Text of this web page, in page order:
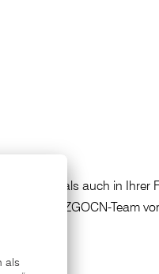
als auch in Ihrer
Sie das ZGOCN-Team